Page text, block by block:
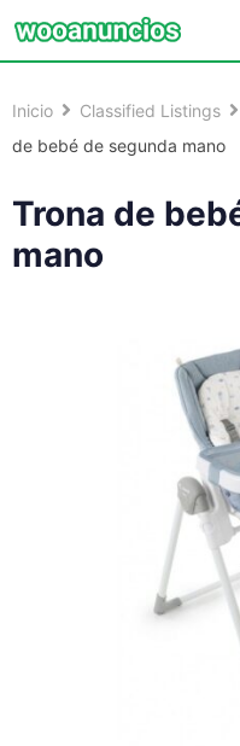
Saltar
Inicio Classified Listings
de bebé de segunda mano
Trona de
mano